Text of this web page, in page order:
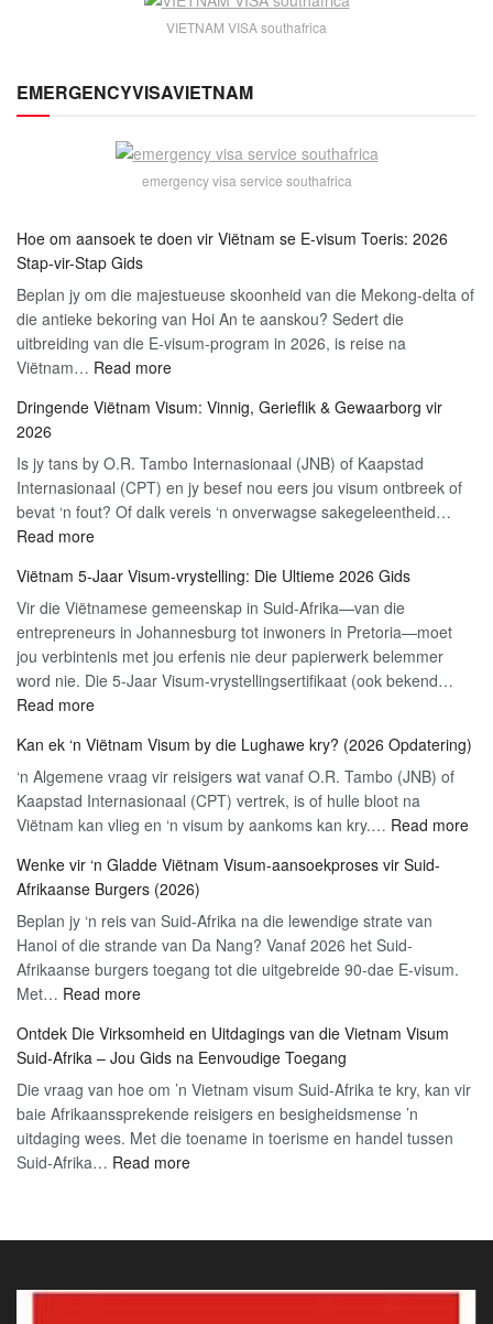
VIETNAM VISA southafrica
EMERGENCYVISAVIETNAM
emergency visa service southafrica
Hoe om aansoek te doen vir Viëtnam se E-visum Toeris: 2026
Stap-vir-Stap Gids
Beplan jy om die majestueuse skoonheid van die Mekong-delta of
die antieke bekoring van Hoi An te aanskou? Sedert die
uitbreiding van die E-visum-program in 2026, is reise na
Viëtnam… Read more:
om
te
doen
vir
E-
visum
Toeris:
2026
Stap-
Gids
Dringende Viëtnam Visum: Vinnig, Gerieflik & Gewaarborg vir
2026
Is jy tans by O.R. Tambo Internasionaal (JNB) of Kaapstad
Internasionaal (CPT) en jy besef nou eers jou visum ontbreek of
bevat ‘n fout? Of dalk vereis ‘n onverwagse sakegeleentheid…
Read more:
Viëtnam
Visum:
Vinnig,
Gerieflik
&
Gewaarborg
2026
Viëtnam 5-Jaar Visum-vrystelling: Die Ultieme 2026 Gids
Vir die Viëtnamese gemeenskap in Suid-Afrika—van die
entrepreneurs in Johannesburg tot inwoners in Pretoria—moet
jou verbintenis met jou erfenis nie deur papierwerk belemmer
word nie. Die 5-Jaar Visum-vrystellingsertifikaat (ook bekend…
Read more:
5-
Jaar
Visum-
vrystelling:
Ultieme
2026
Gids
Kan ek ‘n Viëtnam Visum by die Lughawe kry? (2026 Opdatering)
‘n Algemene vraag vir reisigers wat vanaf O.R. Tambo (JNB) of
Kaapstad Internasionaal (CPT) vertrek, is of hulle bloot na
Viëtnam kan vlieg en ‘n visum by aankoms kan kry.… Read more:
Wenke vir ‘n Gladde Viëtnam Visum-aansoekproses vir Suid-
Afrikaanse Burgers (2026)
Beplan jy ‘n reis van Suid-Afrika na die lewendige strate van
Hanoi of die strande van Da Nang? Vanaf 2026 het Suid-
Afrikaanse burgers toegang tot die uitgebreide 90-dae E-visum.
Met… Read more:
vir
‘n
Gladde
Viëtnam
Visum-
aansoekproses
Ontdek Die Virksomheid en Uitdagings van die Vietnam Visum
Suid-Afrika – Jou Gids na Eenvoudige Toegang
Die vraag van hoe om ’n Vietnam visum Suid-Afrika te kry, kan vir
baie Afrikaanssprekende reisigers en besigheidsmense ’n
uitdaging wees. Met die toename in toerisme en handel tussen
Suid-Afrika… Read more: